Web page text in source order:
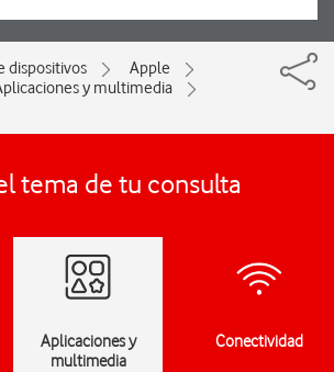
dispositivos
Apple
y multimedia
tema de tu consulta
Aplicaciones y
multimedia
Conectividad